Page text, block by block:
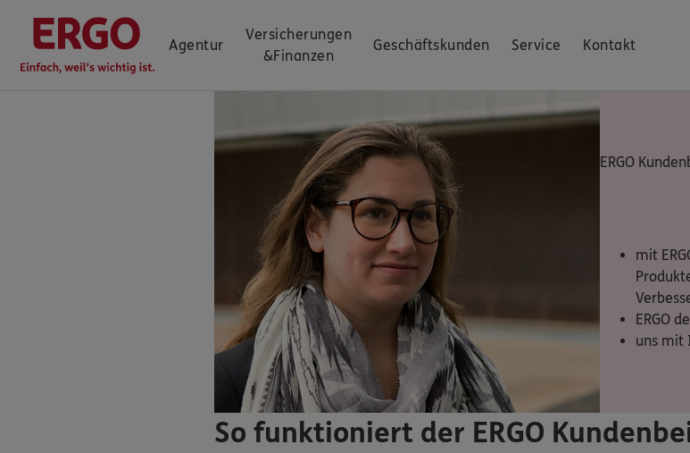
Agentur
Versicherungen
&Finanzen
Geschäftskunden Service Kontakt
ERGO
mit
ERGO
uns mit
So funktioniert der ERGO